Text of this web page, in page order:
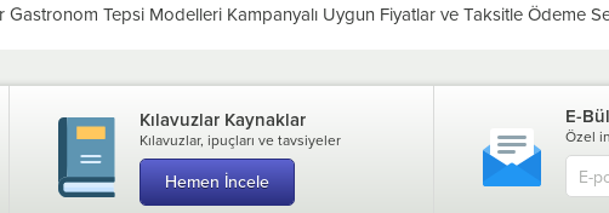
Gastronom Tepsi Modelleri Kampanyalı Uygun Fiyatlar ve Taksitle Ödeme
E-
Özel
Kılavuzlar Kaynaklar
Kılavuzlar, ipuçları ve tavsiyeler
Hemen İncele